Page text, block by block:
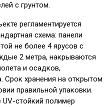
с грунтом.
регламентируется
схема: панели
не более 4 ярусов с
2 метра, накрываются
и осадков,
Срок хранения на открытом
правильной упаковки.
стойкий полимер